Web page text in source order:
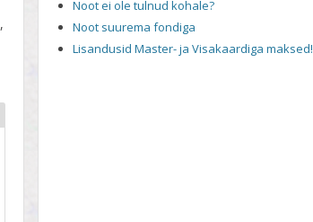
,
Noot ei ole tulnud kohale?
Noot suurema fondiga
Lisandusid Master- ja Visakaardiga maksed!